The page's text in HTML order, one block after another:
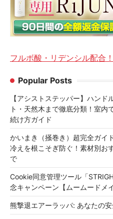
フルボ酸・リデンシル配合
Popular Posts
【アシストステッパー】ハン
ト・天然木まで徹底分類！室内
続け方ガイド
かいまき（掻巻き）超完全ガイ
冷えを根こそぎ防ぐ！素材別お
で
Cookie同意管理ツール「
念キャンペーン【ムームードメイ
熊撃退エアーラッパ: あなたの